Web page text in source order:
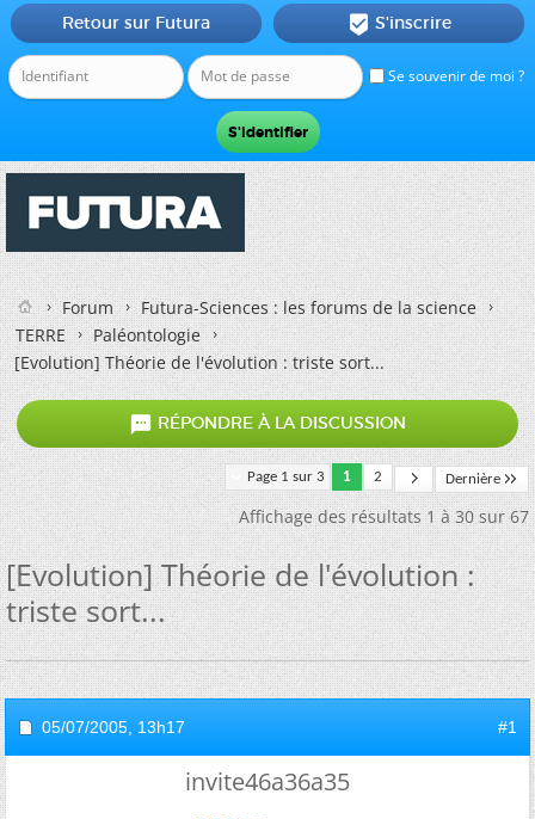
Se souvenir de moi ?
Retour sur Futura  S'inscrire
Forum
Futura-Sciences : les forums de la science
TERRE
Paléontologie
[Evolution] Théorie de l'évolution : triste sort...
 RÉPONDRE À LA DISCUSSION
Page 1 sur 3 1 2 Dernière
Affichage des résultats 1 à 30 sur 67
[Evolution] Théorie de l'évolution :
triste sort...
05/07/2005, 13h17 #1
invite46a36a35